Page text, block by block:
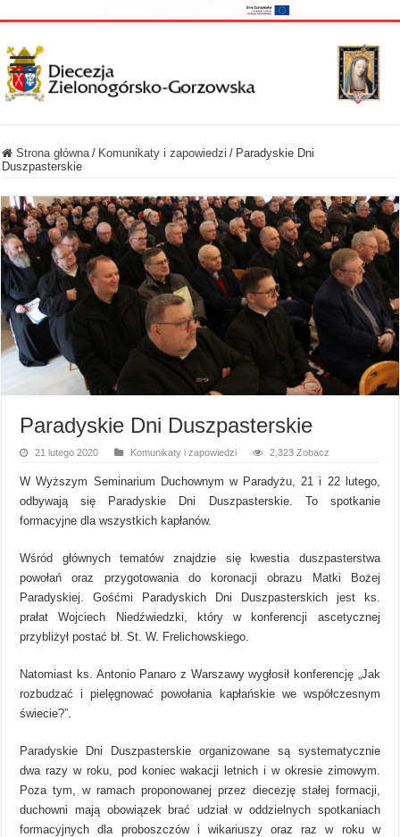
Strona główna / Komunikaty i zapowiedzi / Paradyskie Dni
Duszpasterskie
Paradyskie Dni Duszpasterskie
21 lutego 2020 Komunikaty i zapowiedzi 2,323 Zobacz
W Wyższym Seminarium Duchownym w Paradyżu, 21 i 22 lutego,
odbywają się Paradyskie Dni Duszpasterskie. To spotkanie
formacyjne dla wszystkich kapłanów.
Wśród głównych tematów znajdzie się kwestia duszpasterstwa
powołań oraz przygotowania do koronacji obrazu Matki Bożej
Paradyskiej. Gośćmi Paradyskich Dni Duszpasterskich jest ks.
prałat Wojciech Niedźwiedzki, który w konferencji ascetycznej
przybliżył postać bł. St. W. Frelichowskiego.
Natomiast ks. Antonio Panaro z Warszawy wygłosił konferencję „Jak
rozbudzać i pielęgnować powołania kapłańskie we współczesnym
świecie?”.
Paradyskie Dni Duszpasterskie organizowane są systematycznie
dwa razy w roku, pod koniec wakacji letnich i w okresie zimowym.
Poza tym, w ramach proponowanej przez diecezję stałej formacji,
duchowni mają obowiązek brać udział w oddzielnych spotkaniach
formacyjnych dla proboszczów i wikariuszy oraz raz w roku w